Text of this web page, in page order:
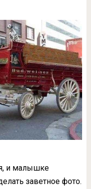
и малышке
заветное фото.